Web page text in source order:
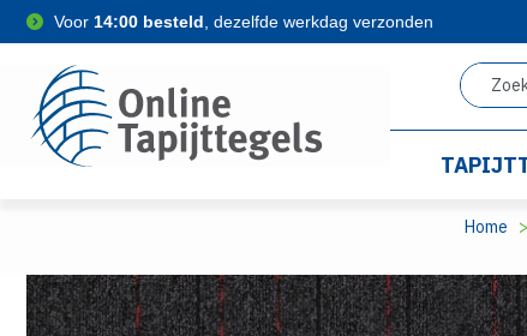
Voor 14:00 besteld , dezelfde werkdag verzonden
Home